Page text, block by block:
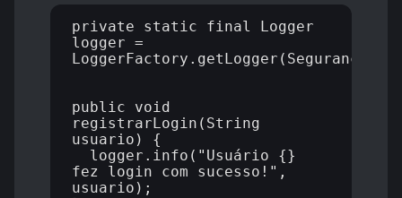
private static final Logger
logger =
public void
registrarLogin(String
usuario) {
logger.info("Usuário {}
fez login com sucesso!",
usuario);